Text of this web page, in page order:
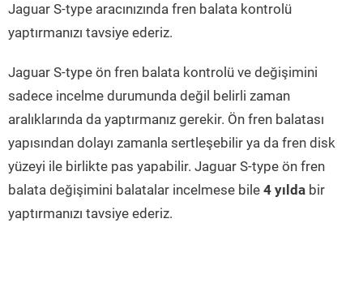
Jaguar S-type aracınızında fren balata kontrolü
yaptırmanızı tavsiye ederiz.
Jaguar S-type ön fren balata kontrolü ve değişimini
sadece incelme durumunda değil belirli zaman
aralıklarında da yaptırmanız gerekir. Ön fren balatası
yapısından dolayı zamanla sertleşebilir ya da fren disk
yüzeyi ile birlikte pas yapabilir. Jaguar S-type ön fren
balata değişimini balatalar incelmese bile 4 yılda bir
yaptırmanızı tavsiye ederiz.